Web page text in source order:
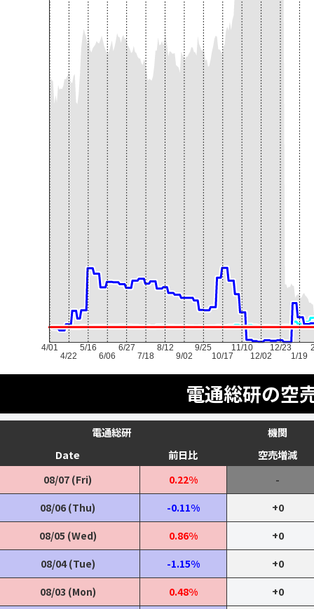
4/01
4/22
5/16
6/06
6/27
7/18
8/12
9/02
9/25
10/17
11/10
12/02
12/23
1/19
電通総研の空
電通総研
機関
Date
前日比 空売増減
08/07 (Fri) 0.22%
-
08/06 (Thu)
-0.11%
+0
08/05 (Wed)
0.86%
+0
08/04 (Tue)
-1.15%
+0
08/03 (Mon)
0.48%
+0